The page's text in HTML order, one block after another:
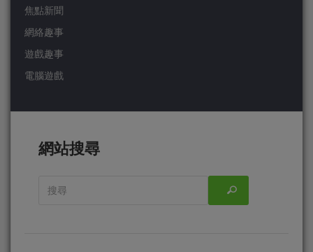
焦點新聞
網絡趣事
遊戲趣事
電腦遊戲
網站搜尋